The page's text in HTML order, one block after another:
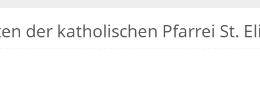
der katholischen Pfarrei St.